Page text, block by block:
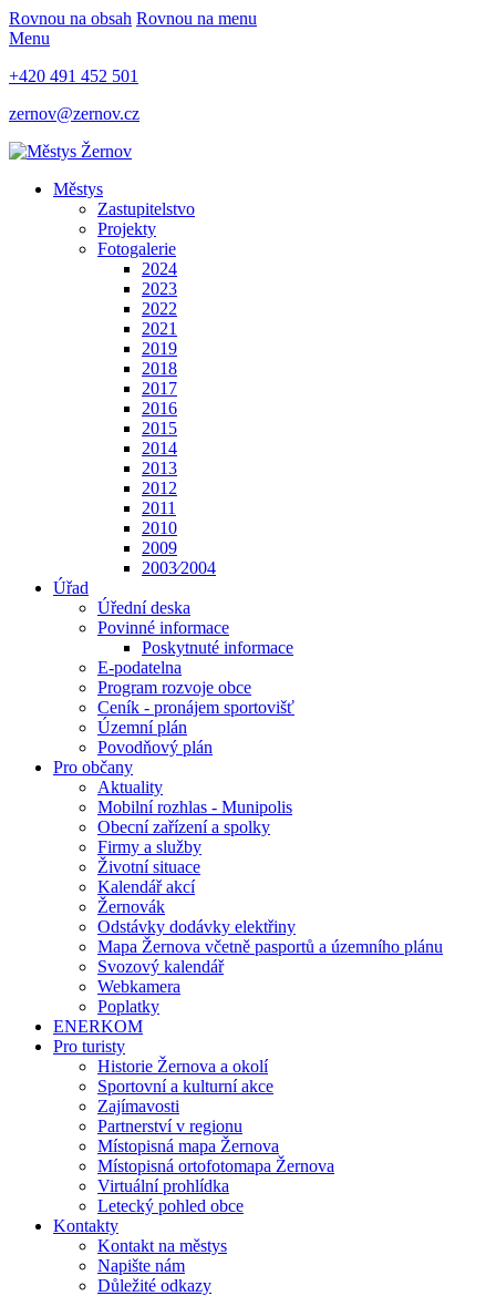
Rovnou na obsah Rovnou na menu
Menu
+420 491 452 501
zernov@zernov.cz
Městys
Zastupitelstvo
Projekty
Fotogalerie
2024
2023
2022
2021
2019
2018
2017
2016
2015
2014
2013
2012
2011
2010
2009
2003⁄2004
Úřad
Úřední deska
Povinné informace
Poskytnuté informace
E-podatelna
Program rozvoje obce
Ceník - pronájem sportovišť
Územní plán
Povodňový plán
Pro občany
Aktuality
Mobilní rozhlas - Munipolis
Obecní zařízení a spolky
Firmy a služby
Životní situace
Kalendář akcí
Žernovák
Odstávky dodávky elektřiny
Mapa Žernova včetně pasportů a územního plánu
Svozový kalendář
Webkamera
Poplatky
ENERKOM
Pro turisty
Historie Žernova a okolí
Sportovní a kulturní akce
Zajímavosti
Partnerství v regionu
Místopisná mapa Žernova
Místopisná ortofotomapa Žernova
Virtuální prohlídka
Letecký pohled obce
Kontakty
Kontakt na městys
Napište nám
Důležité odkazy